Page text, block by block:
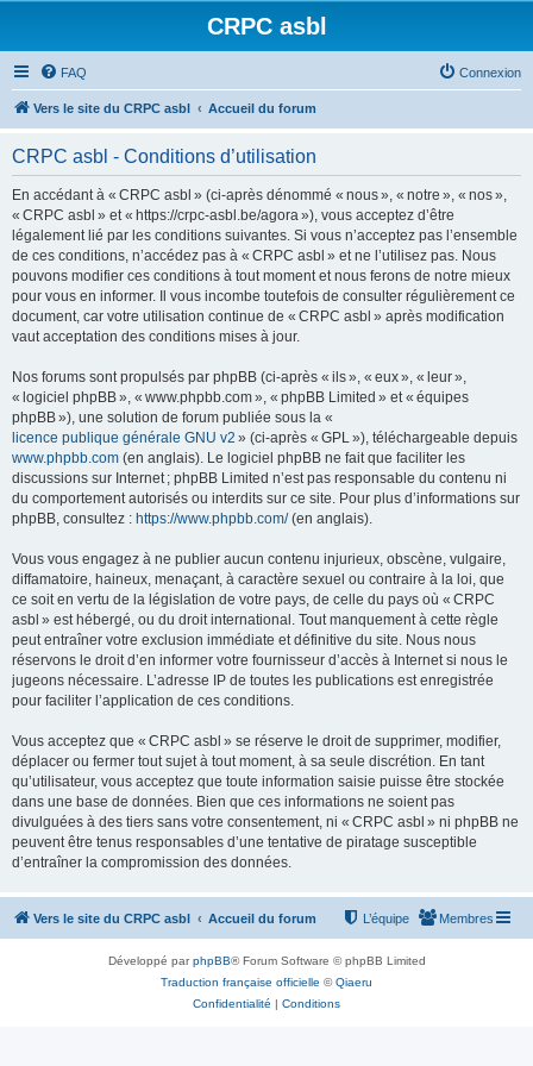
CRPC asbl
FAQ Connexion
Vers le site du CRPC asbl Accueil du forum
CRPC asbl - Conditions d’utilisation
En accédant à « CRPC asbl » (ci-après dénommé « nous », « notre », « nos »,
« CRPC asbl » et « https://crpc-asbl.be/agora »), vous acceptez d’être
légalement lié par les conditions suivantes. Si vous n’acceptez pas l’ensemble
de ces conditions, n’accédez pas à « CRPC asbl » et ne l’utilisez pas. Nous
pouvons modifier ces conditions à tout moment et nous ferons de notre mieux
pour vous en informer. Il vous incombe toutefois de consulter régulièrement ce
document, car votre utilisation continue de « CRPC asbl » après modification
vaut acceptation des conditions mises à jour.
Nos forums sont propulsés par phpBB (ci-après « ils », « eux », « leur »,
« logiciel phpBB », « www.phpbb.com », « phpBB Limited » et « équipes
phpBB »), une solution de forum publiée sous la «
licence publique générale GNU v2 » (ci-après « GPL »), téléchargeable depuis
www.phpbb.com (en anglais). Le logiciel phpBB ne fait que faciliter les
discussions sur Internet ; phpBB Limited n’est pas responsable du contenu ni
du comportement autorisés ou interdits sur ce site. Pour plus d’informations sur
phpBB, consultez : https://www.phpbb.com/(en anglais).
Vous vous engagez à ne publier aucun contenu injurieux, obscène, vulgaire,
diffamatoire, haineux, menaçant, à caractère sexuel ou contraire à la loi, que
ce soit en vertu de la législation de votre pays, de celle du pays où « CRPC
asbl » est hébergé, ou du droit international. Tout manquement à cette règle
peut entraîner votre exclusion immédiate et définitive du site. Nous nous
réservons le droit d’en informer votre fournisseur d’accès à Internet si nous le
jugeons nécessaire. L’adresse IP de toutes les publications est enregistrée
pour faciliter l’application de ces conditions.
Vous acceptez que « CRPC asbl » se réserve le droit de supprimer, modifier,
déplacer ou fermer tout sujet à tout moment, à sa seule discrétion. En tant
qu’utilisateur, vous acceptez que toute information saisie puisse être stockée
dans une base de données. Bien que ces informations ne soient pas
divulguées à des tiers sans votre consentement, ni « CRPC asbl » ni phpBB ne
peuvent être tenus responsables d’une tentative de piratage susceptible
d’entraîner la compromission des données.
Vers le site du CRPC asbl Accueil du forum Membres
L’équipe
Développé parphpBB® Forum Software © phpBB Limited
Traduction française officielle ©Qiaeru
Confidentialité | Conditions